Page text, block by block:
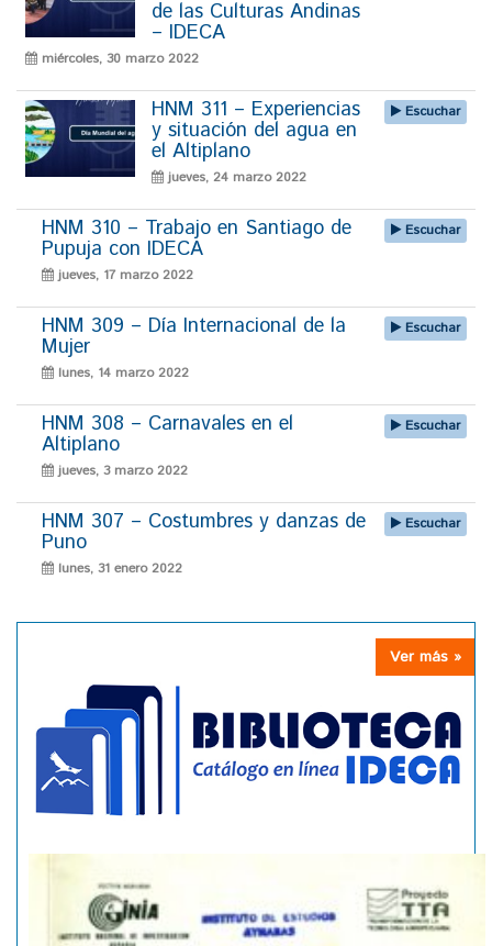
de las Culturas Andinas
– IDECA
miércoles, 30 marzo 2022
HNM 311 – Experiencias
y situación del agua en
el Altiplano
jueves, 24 marzo 2022
Escuchar
HNM 310 – Trabajo en Santiago de
Pupuja con IDECA
jueves, 17 marzo 2022
Escuchar
HNM 309 – Día Internacional de la
Mujer
lunes, 14 marzo 2022
Escuchar
HNM 308 – Carnavales en el
Altiplano
jueves, 3 marzo 2022
Escuchar
HNM 307 – Costumbres y danzas de
Puno
lunes, 31 enero 2022
Escuchar
Ver más »